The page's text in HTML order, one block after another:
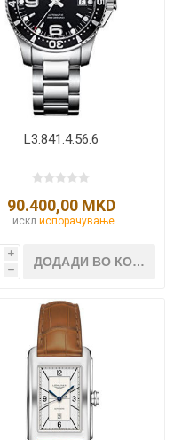
L3.841.4.56.6
90.400,00 MKD
искл.испорачување
i
h